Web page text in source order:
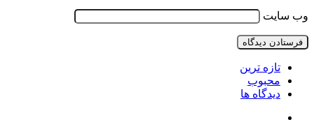
وب‌ سایت
تازه ترین
محبوب
دیدگاه ها